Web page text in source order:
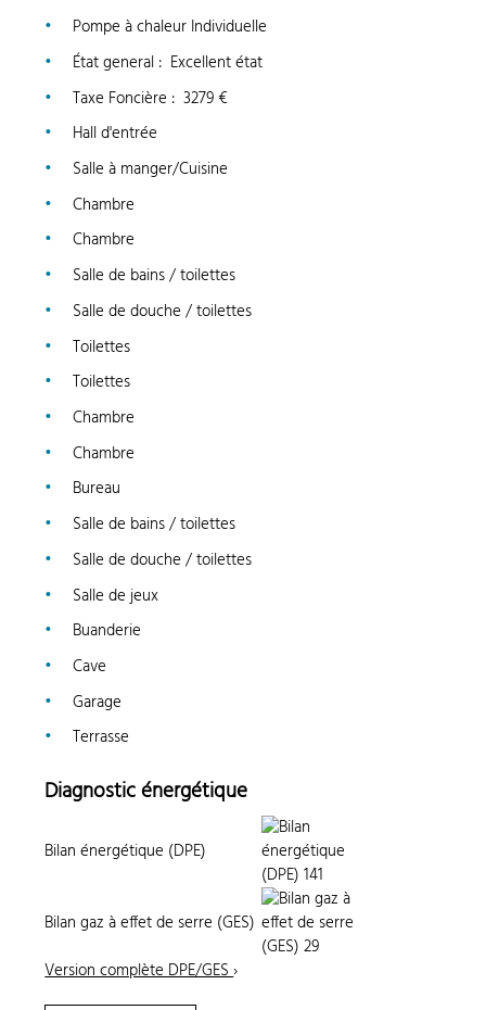
Pompe à chaleur Individuelle
État general: Excellent état
Taxe Foncière : 3279 €
Hall d'entrée
Salle à manger/Cuisine
Chambre
Chambre
Salle de bains / toilettes
Salle de douche / toilettes
Toilettes
Toilettes
Chambre
Chambre
Bureau
Salle de bains / toilettes
Salle de douche / toilettes
Salle de jeux
Buanderie
Cave
Garage
Terrasse
Diagnostic énergétique
Bilan énergétique (DPE)
Bilan gaz à effet de serre (GES)
Version complète DPE/GES›